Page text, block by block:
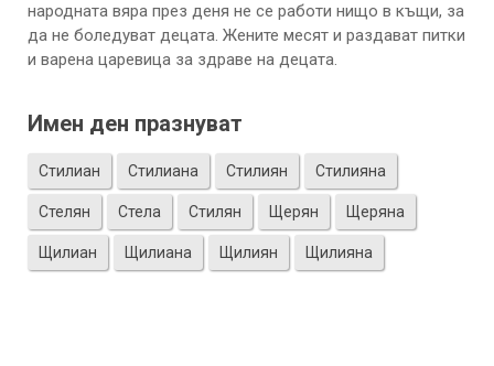
народната вяра през деня не се работи нищо в къщи, за
да не боледуват децата. Жените месят и раздават питки
и варена царевица за здраве на децата.
Имен ден празнуват
Стилиан Стилиана Стилиян Стилияна
Стелян Стела Стилян Щерян Щеряна
Щилиан Щилиана Щилиян Щилияна